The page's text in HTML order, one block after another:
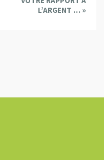
L’ARGENT … »